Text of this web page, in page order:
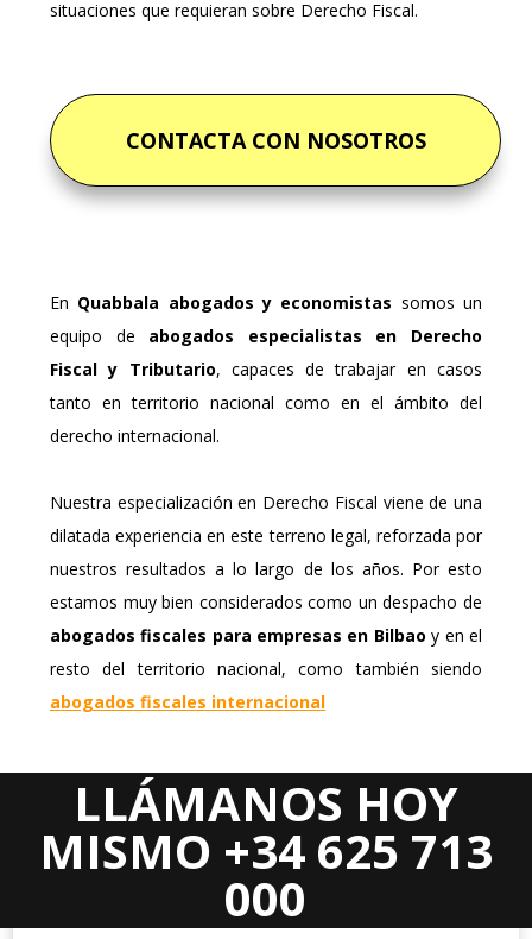
situaciones que requieran sobre Derecho Fiscal.
CONTACTA CON NOSOTROS
En Quabbala abogados y economistas somos un
equipo de abogados especialistas en Derecho
Fiscal y Tributario, capaces de trabajar en casos
tanto en territorio nacional como en el ámbito del
derecho internacional.
Nuestra especialización en Derecho Fiscal viene de una
dilatada experiencia en este terreno legal, reforzada por
nuestros resultados a lo largo de los años. Por esto
estamos muy bien considerados como un despacho de
abogados fiscales para empresas en Bilbao y en el
resto del territorio nacional, como también siendo
abogados fiscales internacional
Areas Jurídicas
DERECHO CIVIL
LLÁMANOS HOY
MISMO +34 625 713
000